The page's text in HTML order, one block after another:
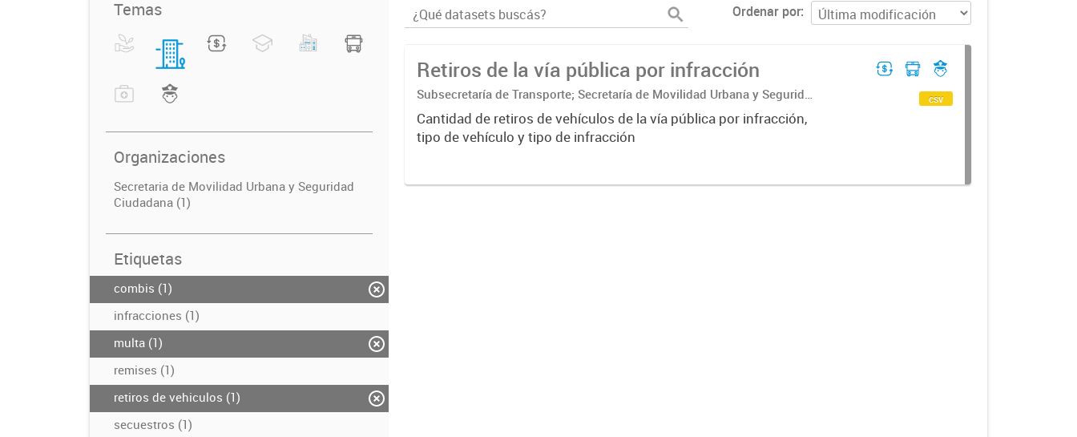
Temas
Organizaciones
Secretaria de Movilidad Urbana y Seguridad
Ciudadana (1)
Etiquetas
combis (1)
infracciones (1)
multa (1)
remises (1)
retiros de vehiculos (1)
secuestros (1)
Ordenar por
Retiros de la vía pública por infracción
Subsecretaría de Transporte; Secretaría de Movilidad Urbana y Seguridad
ciudadana
Cantidad de retiros de vehículos de la vía pública por infracción,
tipo de vehículo y tipo de infracción
csv